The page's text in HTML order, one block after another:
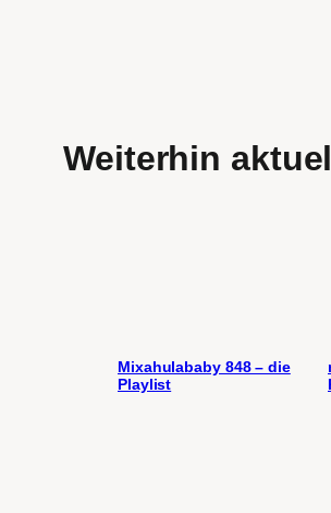
Weiterhin
Mixahulababy 848 – die
Playlist